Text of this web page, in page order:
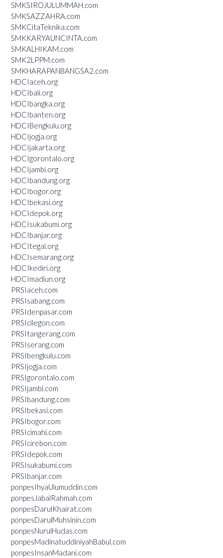
SMKSIROJULUMMAH.com
SMKSAZZAHRA.com
SMKCitaTeknika.com
SMKKARYAUNCINTA.com
SMKALHIKAM.com
SMK2LPPM.com
SMKHARAPANBANGSA2.com
HDCIaceh.org
HDCIbali.org
HDCIbangka.org
HDCIbanten.org
HDCIBengkulu.org
HDCIjogja.org
HDCIjakarta.org
HDCIgorontalo.org
HDCIjambi.org
HDCIbandung.org
HDCIbogor.org
HDCIbekasi.org
HDCIdepok.org
HDCIsukabumi.org
HDCIbanjar.org
HDCItegal.org
HDCIsemarang.org
HDCIkediri.org
HDCImadiun.org
PRSIaceh.com
PRSIsabang.com
PRSIdenpasar.com
PRSIcilegon.com
PRSItangerang.com
PRSIserang.com
PRSIbengkulu.com
PRSIjogja.com
PRSIgorontalo.com
PRSIjambi.com
PRSIbandung.com
PRSIbekasi.com
PRSIbogor.com
PRSIcimahi.com
PRSIcirebon.com
PRSIdepok.com
PRSIsukabumi.com
PRSIbanjar.com
ponpesIhyaUlumuddin.com
ponpesJabalRahmah.com
ponpesDarulKhairat.com
ponpesDarulMuhsinin.com
ponpesNurulHudas.com
ponpesMadinatuddiniyahBabul.com
ponpesInsanMadani.com